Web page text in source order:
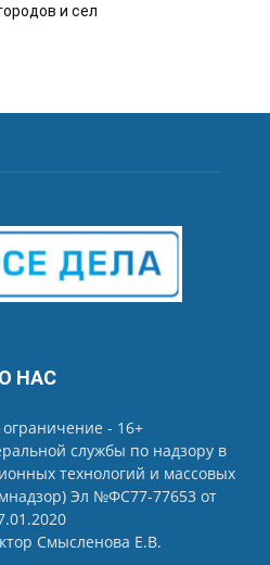
и сел
О НАС
ограничение - 16+
службы по надзору в
технологий и массовых
Эл №ФС77-77653 от
Смысленова Е.В.